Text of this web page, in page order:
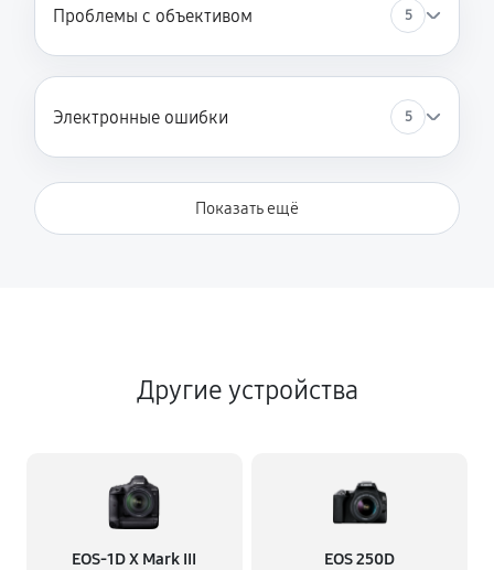
Проблемы с объективом 5
Электронные ошибки 5
Показать ещё
Другие устройства
EOS‑1D X Mark III EOS 250D